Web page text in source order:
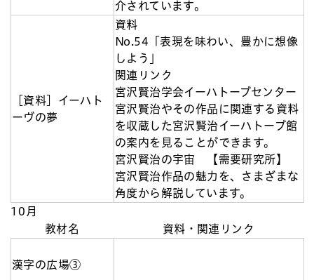
介されています。
［資料］イーハト
ーヴの夢
資料
No.54「表現を味わい、豊かに想像
しよう」
関連リンク
宮沢賢治学会イーハトーブセンター
宮沢賢治やその作品に関連する資料
を収蔵した宮沢賢治イーハトーブ館
の案内を見ることができます。
宮沢賢治の宇宙 【需要研究所】
宮沢賢治作品の魅力を、さまざまな
角度から解説しています。
10月
教材名
資料・関連リンク
漢字の広場③